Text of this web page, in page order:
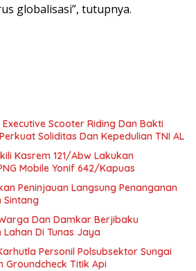
globalisasi”, tutupnya.
Scooter Riding Dan Bakti
Soliditas Dan Kepedulian TNI AL
Kasrem 121/Abw Lakukan
Mobile Yonif 642/Kapuas
Peninjauan Langsung Penanganan
Sintang
Dan Damkar Berjibaku
Di Tunas Jaya
Personil Polsubsektor Sungai
Groundcheck Titik Api